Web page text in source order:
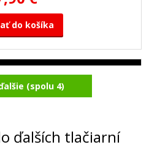
do košíka
č. 303XL (T6N04AE)
(spolu 4)
ďalších tlačiarní